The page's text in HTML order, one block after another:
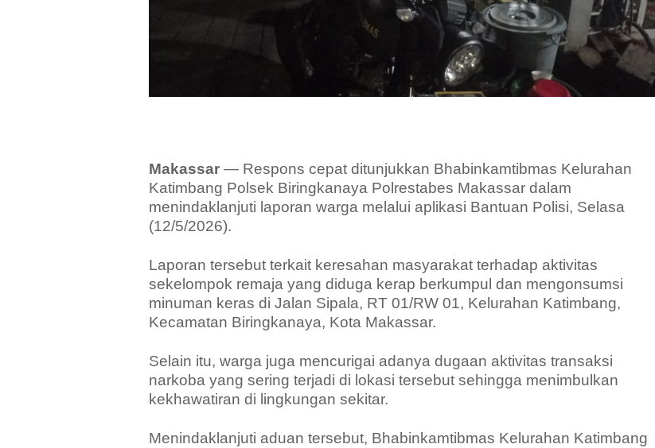
Makassar — Respons cepat ditunjukkan Bhabinkamtibmas Kelurahan
Katimbang Polsek Biringkanaya Polrestabes Makassar dalam
menindaklanjuti laporan warga melalui aplikasi Bantuan Polisi, Selasa
(12/5/2026).
Laporan tersebut terkait keresahan masyarakat terhadap aktivitas
sekelompok remaja yang diduga kerap berkumpul dan mengonsumsi
minuman keras di Jalan Sipala, RT 01/RW 01, Kelurahan Katimbang,
Kecamatan Biringkanaya, Kota Makassar.
Selain itu, warga juga mencurigai adanya dugaan aktivitas transaksi
narkoba yang sering terjadi di lokasi tersebut sehingga menimbulkan
kekhawatiran di lingkungan sekitar.
Menindaklanjuti aduan tersebut, Bhabinkamtibmas Kelurahan Katimbang